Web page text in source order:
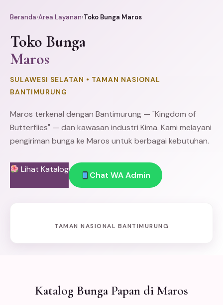
Beranda›Area Layanan›Toko Bunga Maros
Toko Bunga
Maros
SULAWESI SELATAN • TAMAN NASIONAL
BANTIMURUNG
Maros terkenal dengan Bantimurung — "Kingdom of
Butterflies" — dan kawasan industri Kima. Kami melayani
pengiriman bunga ke Maros untuk berbagai kebutuhan.
Lihat Katalog
Chat WA Admin
TAMAN NASIONAL BANTIMURUNG
Katalog Bunga Papan di Maros